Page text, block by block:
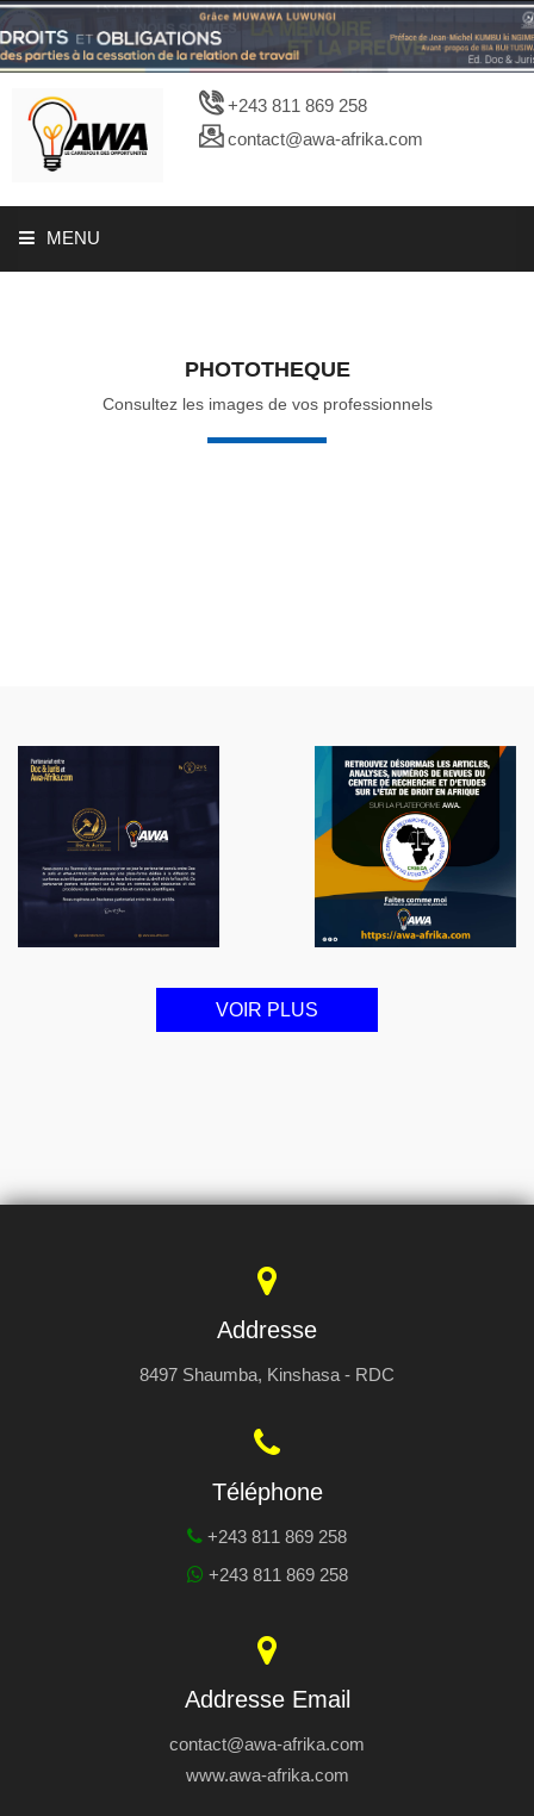
+243 811 869 258
contact@awa-afrika.com
MENU
NOTIFICATION
PHOTOTHEQUE
Consultez les images de vos professionnels
VOIR PLUS
Addresse
8497 Shaumba, Kinshasa - RDC
Téléphone
+243 811 869 258
+243 811 869 258
Addresse Email
contact@awa-afrika.com
www.awa-afrika.com